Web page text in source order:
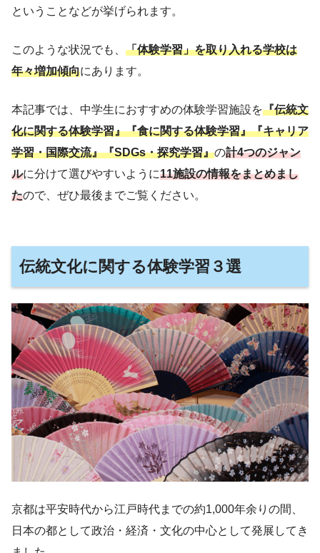
ということなどが挙げられます。
このような状況でも、 「体験学習」を取り入れる学校は
年々増加傾向にあります。
本記事では、中学生におすすめの体験学習施設を『伝統文
化に関する体験学習』『食に関する体験学習』『キャリア
学習・国際交流』『SDGs・探究学習』の計4つのジャン
ルに分けて選びやすいように11施設の情報をまとめまし
たので、ぜひ最後までご覧ください。
伝統文化に関する体験学習３選
京都は平安時代から江戸時代までの約1,000年余りの間、
日本の都として政治・経済・文化の中心として発展してき